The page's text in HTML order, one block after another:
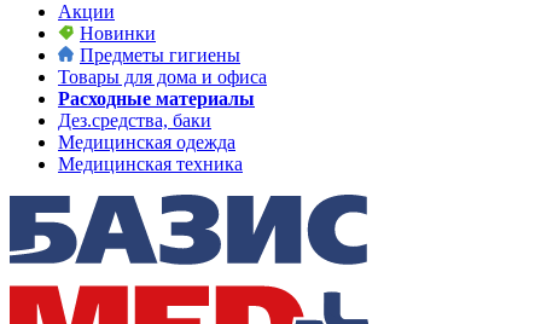
Акции
Новинки
Предметы гигиены
Товары для дома и офиса
Расходные материалы
Дез.средства, баки
Медицинская одежда
Медицинская техника